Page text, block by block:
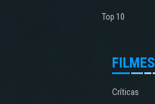
Top 10
FILMES
Críticas